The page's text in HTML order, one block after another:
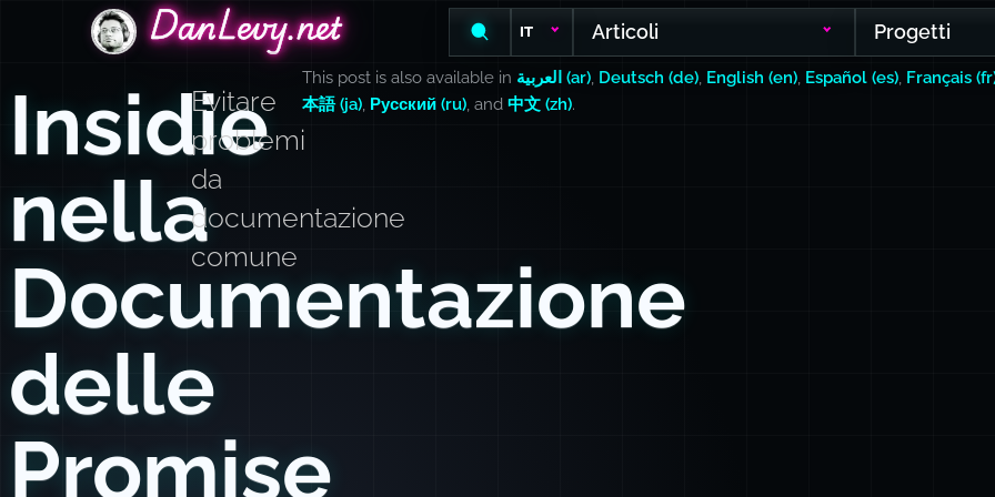
DanLevy.netDanLevy.net
DanLevy.net IT Articoli Progetti
Insidie
nella
Documentazione
delle
Promise
Evitare
problemi
da
documentazione
comune
This post is also available in العربية (ar) Deutsch (de) English (en) Español (es) Français
本語 (ja) Русский (ru) , and 中文 (zh).